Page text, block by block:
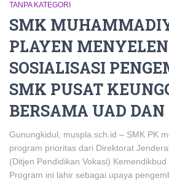
TANPA KATEGORI
SMK
PLAYEN
SOSIALISASI
SMK PUSAT
BERSAMA UAD
Gunungkidul, muspla.sch.id – SMK PK
program prioritas dari Direktorat
(Ditjen Pendidikan Vokasi) Kemendikbud
Program ini lahir sebagai upaya